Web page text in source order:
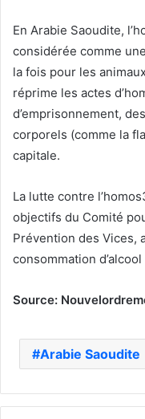
En Arabie Saoudite,
considérée comme
la fois pour les
réprime les actes
d’emprisonnement,
corporels (comme la
capitale.
La lutte contre
objectifs du Comité
Prévention des Vices,
consommation
Source:
Arabie Saoudite